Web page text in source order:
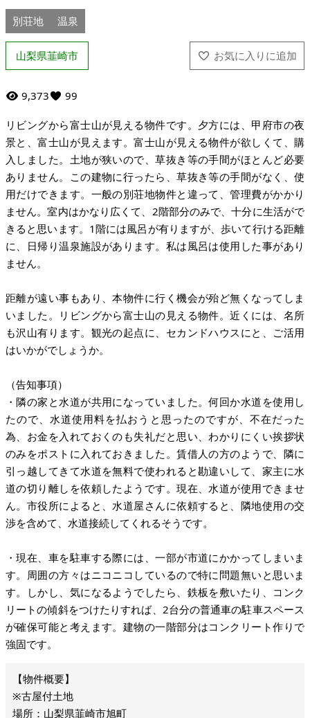
別荘地 温泉
山梨県韮崎市
9,373 99
リビングから富士山が見える物件です。夕方には、甲府市の夜
景と、富士山が見えます。富士山が見える物件が欲しくて、購
入しました。土地が狭いので、草抜き等の手間がほとんど必要
ありません。この建物に行ったら、草抜き等の手間がなく、使
用だけできます。一般の別荘地物件と違って、管理費がかかり
ません。室内はかなり広くて、2階部分のみで、十分に生活がで
きると思います。1階には風呂が有りますが、歩いて行ける距離
に、日帰り温泉施設があります。私は風呂は使用した事があり
ません。
距離が遠い事もあり、本物件に行く機会が殆ど無くなってしま
いました。リビングから富士山の見える物件。近くには、名所
も沢山有ります。観光の起点に、セカンドハウスにと、ご活用
はいかがでしょうか。
（告知事項）
・隣の家と水道が共用になっていました。何回か水道を使用し
たので、水道使用料を払おうと思ったのですが、不在だった
為、お金を入れておくのも失礼だと思い、わかりにくい挨拶状
のみをポストに入れておきました。賃借人の方のようで、隣に
引っ越してきて水道を無料で使われると勘違いして、家主に水
道の切り離しを依頼したようです。現在、水道が使用できませ
ん。市役所によると、水道屋さんに依頼すると、隣地使用の交
渉を含めて、水道接続してくれるそうです。
・現在、車を駐車する際には、一部が市道にかかってしまいま
す。周囲の方々はニコニコしているので特に問題無いと思いま
す。しかし、気になるようでしたら、鉄板を敷いたり、コンク
リートの傾斜をつけたりすれば、2台分の普通車の駐車スペース
が確保可能と考えます。建物の一階部分はコンクリート作りで
強固です。
※古屋付土地
場所：山梨県韮崎市旭町